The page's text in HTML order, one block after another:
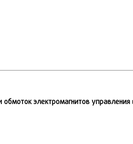
электромагнитов